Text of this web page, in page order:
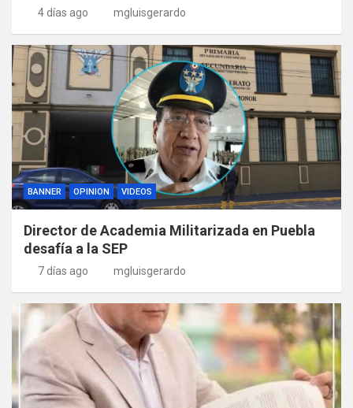
4 días ago mgluisgerardo
BANNER OPINION VIDEOS
Director de Academia Militarizada en Puebla
desafía a la SEP
7 días ago mgluisgerardo